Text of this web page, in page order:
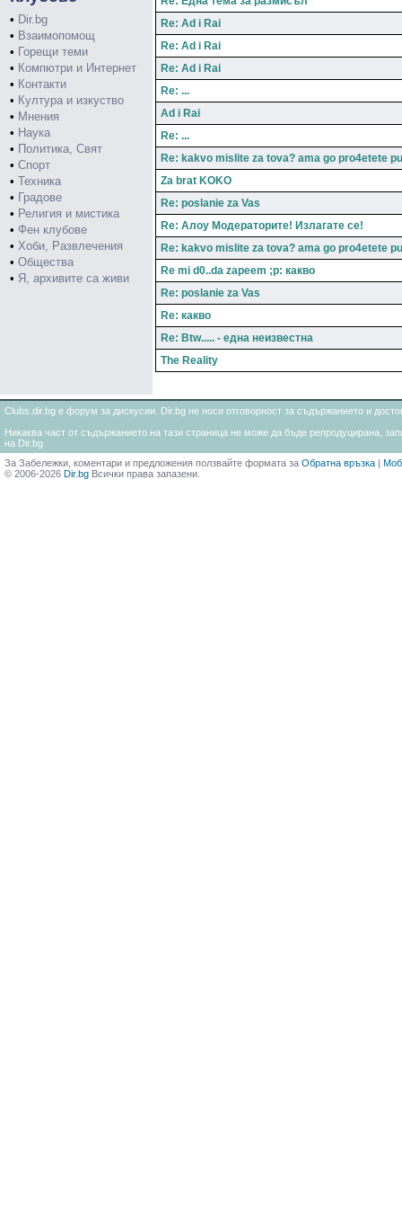
• Dir.bg
• Взаимопомощ
• Горещи теми
• Компютри и Интернет
• Контакти
• Култура и изкуство
• Мнения
• Наука
• Политика, Свят
• Спорт
• Техника
• Градове
• Религия и мистика
• Фен клубове
• Хоби, Развлечения
• Общества
• Я, архивите са живи
Re: Ad i Rai
Re: Ad i Rai
Re: Ad i Rai
Re: ...
Ad i Rai
Re: ...
Re: kakvo mislite za tova? ama go pro4etete
Za brat KOKO
Re: poslanie za Vas
Re: Алоу Модераторите! Излагате се!
Re: kakvo mislite za tova? ama go pro4etete
Re mi d0..da zapeem ;p: какво
Re: poslanie za Vas
Re: какво
Re: Btw..... - една неизвестна
The Reality
Clubs.dir.bg е форум за дискусии. Dir.bg не носи отговорност за съдържанието и
Никаква част от съдържанието на тази страница не може да бъде репродуцирана,
на Dir.bg
За Забележки, коментари и предложения ползвайте формата за Обратна връзка |
© 2006-2026 Dir.bg Всички права запазени.